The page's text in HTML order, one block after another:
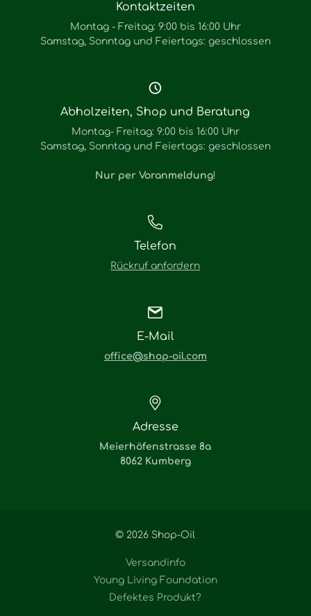
Kontaktzeiten
Montag - Freitag: 9:00 bis 16:00 Uhr
Samstag, Sonntag und Feiertags: geschlossen
Abholzeiten, Shop und Beratung
Montag- Freitag: 9:00 bis 16:00 Uhr
Samstag, Sonntag und Feiertags: geschlossen
Nur per Voranmeldung!
Telefon
Rückruf anfordern
E-Mail
office@shop-oil.com
Adresse
Meierhöfenstrasse 8a
8062 Kumberg
© 2026 Shop-Oil
Versandinfo
Young Living Foundation
Defektes Produkt?